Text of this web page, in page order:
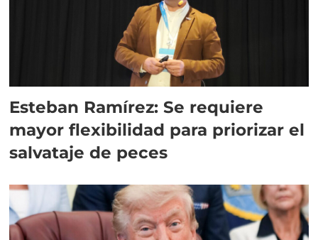
Esteban Ramírez: Se requiere
mayor flexibilidad para priorizar el
salvataje de peces